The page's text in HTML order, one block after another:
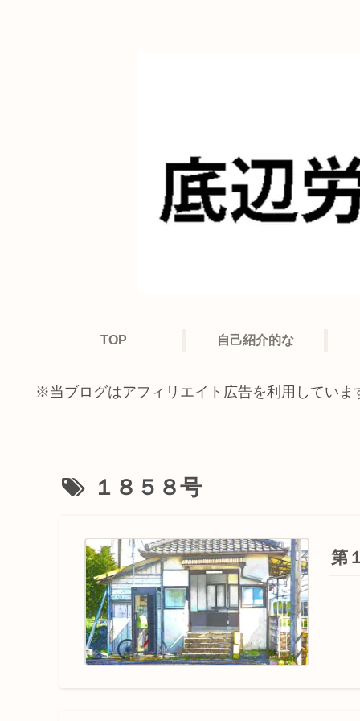
TOP 自己紹介的な
※当ブログはアフィリエイト広告を利用してい
１８５８号
第